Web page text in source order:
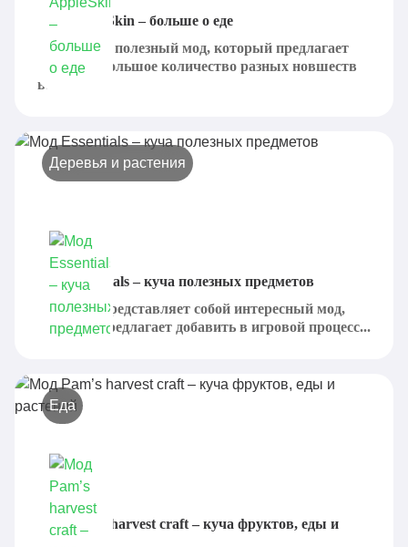
Мод AppleSkin – больше о еде
AppleSkin - полезный мод, который предлагает
добавить большое количество разных новшеств
в...
Деревья и растения
Мод Essentials – куча полезных предметов
Essentials представляет собой интересный мод,
который предлагает добавить в игровой процесс...
Еда
Мод Pam’s harvest craft – куча фруктов, еды и